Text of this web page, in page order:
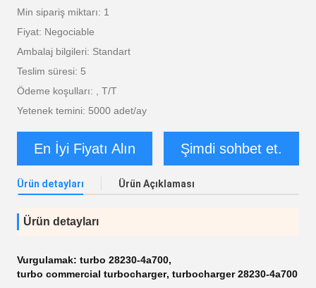
Min sipariş miktarı: 1
Fiyat: Negociable
Ambalaj bilgileri: Standart
Teslim süresi: 5
Ödeme koşulları: , T/T
Yetenek temini: 5000 adet/ay
En İyi Fiyatı Alın Şimdi sohbet et.
Ürün detayları Ürün Açıklaması
Ürün detayları
Vurgulamak: turbo 28230-4a700,
turbo commercial turbocharger, turbocharger 28230-4a700